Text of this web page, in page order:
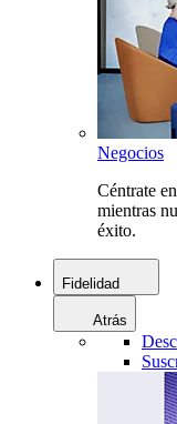
Negocios
Céntrate
mientras
éxito.
Fidelidad
Atrás